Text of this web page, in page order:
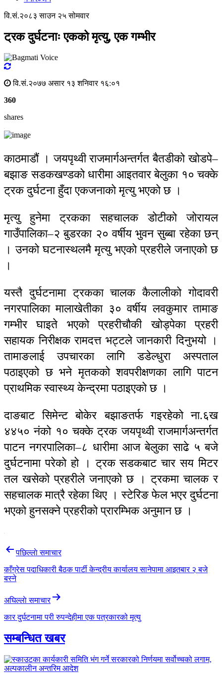
वि.सं.२०८३ साउन २५ सोमवार
ट्रक दुर्घटनाः एकको मृत्यु, एक गम्भीर
वि.सं.२०७७ असार १३ शनिवार १६:०१
360
shares
काठमाडौं । जयपृथ्वी राजमार्गअन्तर्गत बैतडीको खोडपे–
बझाङ सडकखण्डको धारीमा आइतवार बेलुका १० चक्के
ट्रक दुर्घटना हुँदा एकजनाको मृत्यु भएको छ ।
मृत्यु हुनेमा ट्रकका सहचालक डोटीको जोरायल
गाउँपालिका–२ बुडरका २० वर्षीय भुवन सुब्बा रहेका छन्
। उनको घटनास्थलमै मृत्यु भएको प्रहरीले जनाएको छ
।
यस्तै दुर्घटनामा ट्रकका चालक कैलालीको गोदावरी
नगरपालिका मालाखेतीका ३० वर्षीय लवकुमार तामाङ
गम्भीर घाइते भएको प्रहरीचौकी खोड्पेका प्रहरी
सहायक निरीक्षक रामदत्त भट्टले जानकारी दिनुभयो ।
तामाङलाई उपचारका लागि डडेल्धुरा अस्पताल
पठाइएको छ भने मृतकको शवपरीक्षणका लागि पाटन
प्राथमिक स्वास्थ्य केन्द्रमा पठाइएको छ ।
दाङबाट सिमेन्ट बोकेर बझाङतर्फ गइरहेको ना.६ख
४४५० नंको १० चक्के ट्रक जयपृथ्वी राजमार्गअन्तर्गत
पाटन नगरपालिका–८ धारीमा आज बेलुका साढे ५ बजे
दुर्घटनामा परेको हो । ट्रक सडकबाट चार सय मिटर
तल खसेको प्रहरीले जनाएको छ । ट्रकमा चालक र
सहचालक मात्रै रहेका थिए । स्टेरिङ फेल भएर दुर्घटना
भएको हुनसक्ने प्रहरीको प्रारम्भिक अनुमान छ ।
Post
navigation
पछिल्लाे समाचार
काँग्रेस पदाधिकारी बैठक पार्टी केन्द्रीय कार्यालय सानेपामा आइतबार २ बजे
बस्ने
अघिल्लाे समाचार
कार दुर्घटनामा परी रुपन्देहीमा एक पत्रकारको मृत्यु
सम्बन्धित खबर